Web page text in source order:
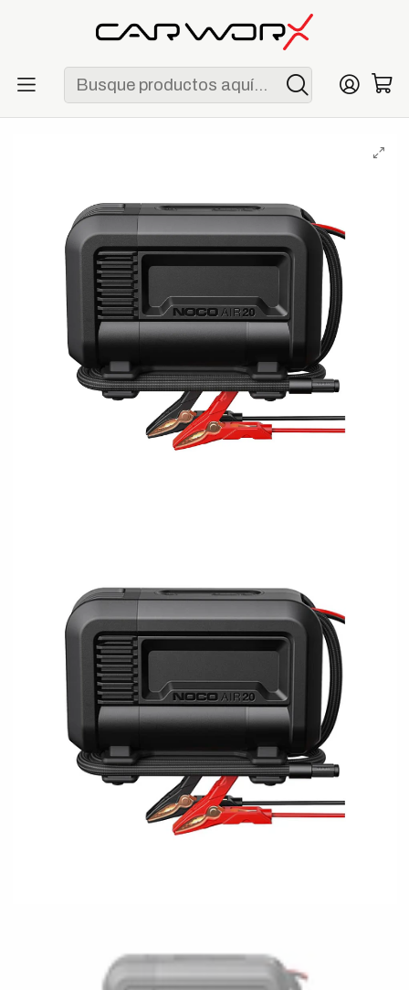
ENVÍO GRATIS POR COMPRAS MAYORES A S/ 250
NOCO AIR20 Compresor de Aire Portátil Ultrarrápido 20A 100
PSI